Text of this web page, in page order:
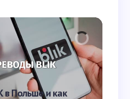
для следующих
Отправить
в Польше и как